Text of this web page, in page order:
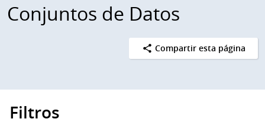
Conjuntos de Datos
Compartir esta página
Filtros